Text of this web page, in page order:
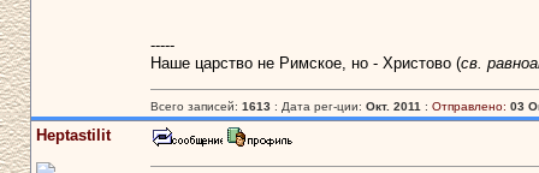
-----
Наше царство не Римское, но - Христово (св.
Всего записей: 1613: Дата рег-ции: Окт. 2011 : Отправлено: 03
Heptastilit